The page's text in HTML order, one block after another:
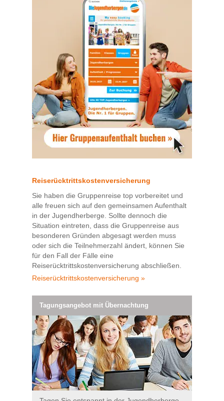
Reiserücktrittskostenversicherung
Sie haben die Gruppenreise top vorbereitet und
alle freuen sich auf den gemeinsamen Aufenthalt
in der Jugendherberge. Sollte dennoch die
Situation eintreten, dass die Gruppenreise aus
besonderen Gründen abgesagt werden muss
oder sich die Teilnehmerzahl ändert, können Sie
für den Fall der Fälle eine
Reiserücktrittskostenversicherung abschließen.
Reiserücktrittskostenversicherung »
Tagungsangebot mit Übernachtung